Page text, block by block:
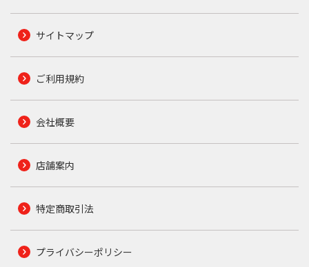
サイトマップ
ご利用規約
会社概要
店舗案内
特定商取引法
プライバシーポリシー